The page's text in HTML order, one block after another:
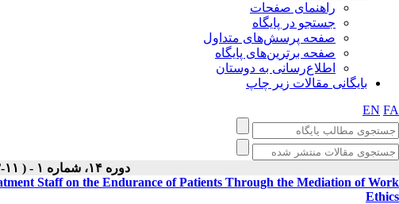
راهنمای صفحات
جستجو در پایگاه
صفحه پرسش‌های متداول
صفحه برترین‌های پایگاه
اطلاع‌رسانی به دوستان
بایگانی مقالات زیر چاپ
EN FA
دوره ۱۴، شماره ۱ - ( ۱۱-۱۴۰۳ )
Staff on the Endurance of Patients Through the Mediation of Work
Ethics